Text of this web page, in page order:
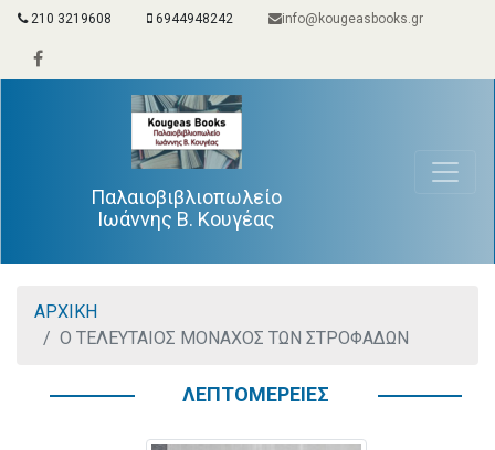
210 3219608 6944948242 info@kougeasbooks.gr
Παλαιοβιβλιοπωλείο
Ιωάννης Β. Κουγέας
ΑΡΧΙΚΗ
Ο ΤΕΛΕΥΤΑΙΟΣ ΜΟΝΑΧΟΣ ΤΩΝ ΣΤΡΟΦΑΔΩΝ
ΛΕΠΤΟΜΕΡΕΙΕΣ